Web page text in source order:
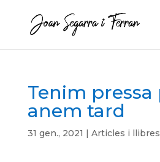
Tenim
anem tard
31 gen., 2021 | Articles i llibres